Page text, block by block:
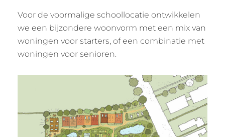
Voor de voormalige schoollocatie ontwikkelen
we een bijzondere woonvorm met een mix van
woningen voor starters, of een combinatie met
woningen voor senioren.